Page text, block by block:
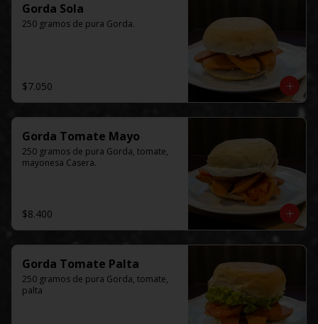
Gorda Sola
250 gramos de pura Gorda.
$7.050
Gorda Tomate Mayo
250 gramos de pura Gorda, tomate,
mayonesa Casera.
$8.400
Gorda Tomate Palta
250 gramos de pura Gorda, tomate,
palta